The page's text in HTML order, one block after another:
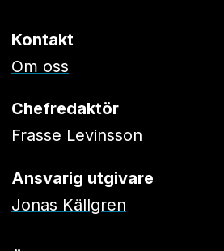
Kontakt
Om oss
Chefredaktör
Frasse Levinsson
Ansvarig utgivare
Jonas Källgren